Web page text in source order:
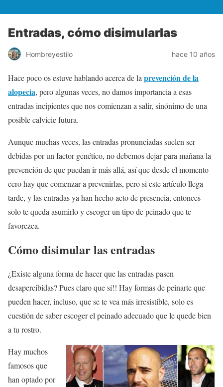
Entradas, cómo disimularlas
Hombreyestilo hace 10 años
Hace poco os estuve hablando acerca de la prevención de la
alopecia, pero algunas veces, no damos importancia a esas
entradas incipientes que nos comienzan a salir, sinónimo de una
posible calvicie futura.
Aunque muchas veces, las entradas pronunciadas suelen ser
debidas por un factor genético, no debemos dejar para mañana la
prevención de que puedan ir más allá, así que desde el momento
cero hay que comenzar a prevenirlas, pero si este artículo llega
tarde, y las entradas ya han hecho acto de presencia, entonces
solo te queda asumirlo y escoger un tipo de peinado que te
favorezca.
Cómo disimular las entradas
¿Existe alguna forma de hacer que las entradas pasen
desapercibidas? Pues claro que sí!! Hay formas de peinarte que
pueden hacer, incluso, que se te vea más irresistible, solo es
cuestión de saber escoger el peinado adecuado que le quede bien
a tu rostro.
Hay muchos
famosos que
han optado por